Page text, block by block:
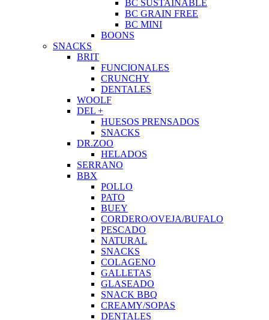
BC SUSTAINABLE
BC GRAIN FREE
BC MINI
BOONS
SNACKS
BRIT
FUNCIONALES
CRUNCHY
DENTALES
WOOLF
DEL +
HUESOS PRENSADOS
SNACKS
DR.ZOO
HELADOS
SERRANO
BBX
POLLO
PATO
BUEY
CORDERO/OVEJA/BUFALO
PESCADO
NATURAL
SNACKS
COLAGENO
GALLETAS
GLASEADO
SNACK BBQ
CREAMY/SOPAS
DENTALES